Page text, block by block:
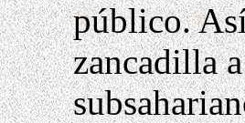
público.
zancadilla